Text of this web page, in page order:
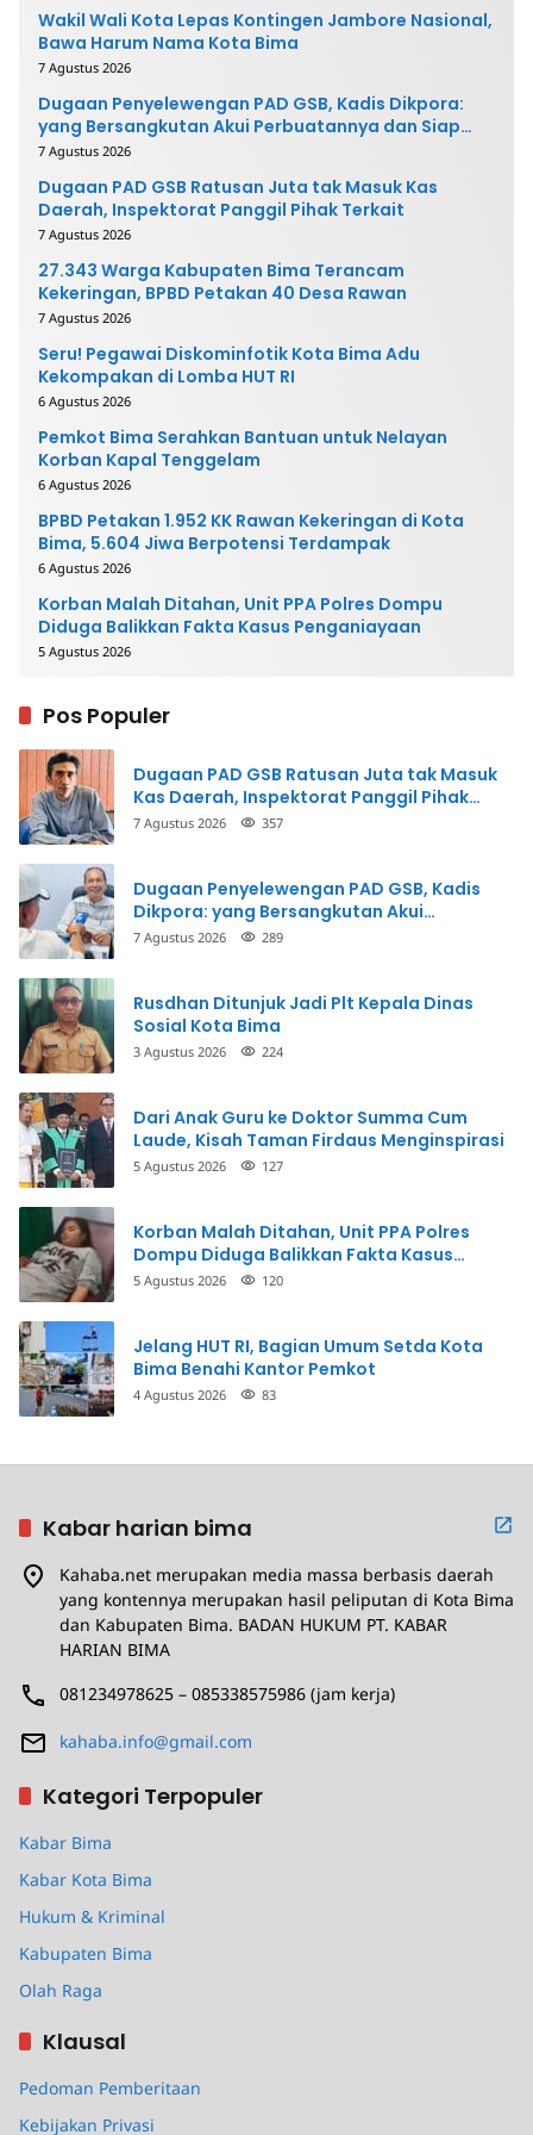
Wakil Wali Kota Lepas Kontingen Jambore Nasional,
Bawa Harum Nama Kota Bima
7 Agustus 2026
Dugaan Penyelewengan PAD GSB, Kadis Dikpora:
yang Bersangkutan Akui Perbuatannya dan Siap
Mengembalikan Uang
7 Agustus 2026
Dugaan PAD GSB Ratusan Juta tak Masuk Kas
Daerah, Inspektorat Panggil Pihak Terkait
7 Agustus 2026
27.343 Warga Kabupaten Bima Terancam
Kekeringan, BPBD Petakan 40 Desa Rawan
7 Agustus 2026
Seru! Pegawai Diskominfotik Kota Bima Adu
Kekompakan di Lomba HUT RI
6 Agustus 2026
Pemkot Bima Serahkan Bantuan untuk Nelayan
Korban Kapal Tenggelam
6 Agustus 2026
BPBD Petakan 1.952 KK Rawan Kekeringan di Kota
Bima, 5.604 Jiwa Berpotensi Terdampak
6 Agustus 2026
Korban Malah Ditahan, Unit PPA Polres Dompu
Diduga Balikkan Fakta Kasus Penganiayaan
5 Agustus 2026
Pos Populer
Dugaan PAD GSB Ratusan Juta tak Masuk
Kas Daerah, Inspektorat Panggil Pihak
Terkait
7 Agustus 2026 357
Dugaan Penyelewengan PAD GSB, Kadis
Dikpora: yang Bersangkutan Akui
Perbuatannya dan Siap Mengembalikan
7 Agustus 2026 289
Rusdhan Ditunjuk Jadi Plt Kepala Dinas
Sosial Kota Bima
3 Agustus 2026 224
Dari Anak Guru ke Doktor Summa Cum
Laude, Kisah Taman Firdaus Menginspirasi
5 Agustus 2026 127
Korban Malah Ditahan, Unit PPA Polres
Dompu Diduga Balikkan Fakta Kasus
Penganiayaan
5 Agustus 2026 120
Jelang HUT RI, Bagian Umum Setda Kota
Bima Benahi Kantor Pemkot
4 Agustus 2026 83
Kabar harian bima
Kahaba.net merupakan media massa berbasis daerah
yang kontennya merupakan hasil peliputan di Kota Bima
dan Kabupaten Bima. BADAN HUKUM PT. KABAR
HARIAN BIMA
081234978625 – 085338575986 (jam kerja)
kahaba.info@gmail.com
Kategori Terpopuler
Kabar Bima
Kabar Kota Bima
Hukum & Kriminal
Kabupaten Bima
Olah Raga
Klausal
Pedoman Pemberitaan
Kebijakan Privasi